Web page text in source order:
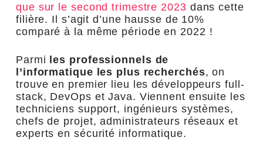
que sur le second trimestre 2023 dans cette
filière. Il s’agit d’une hausse de 10%
comparé à la même période en 2022 !
Parmi
les professionnels de
l’informatique les plus recherchés, on
trouve en premier lieu les développeurs full-
stack, DevOps et Java. Viennent ensuite les
techniciens support, ingénieurs systèmes,
chefs de projet, administrateurs réseaux et
experts en sécurité informatique.